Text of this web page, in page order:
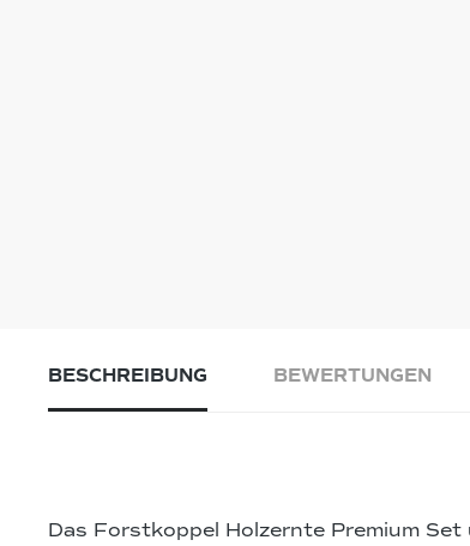
BESCHREIBUNG BEWERTUNGEN
Das Forstkoppel Holzernte Premium